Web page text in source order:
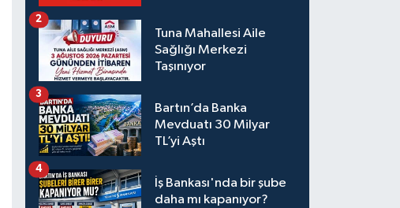
Tuna Mahallesi Aile
Sağlığı Merkezi
Taşınıyor
2
Bartın’da Banka
Mevduatı 30 Milyar
TL’yi Aştı
3
İş Bankası'nda bir şube
daha mı kapanıyor?
4